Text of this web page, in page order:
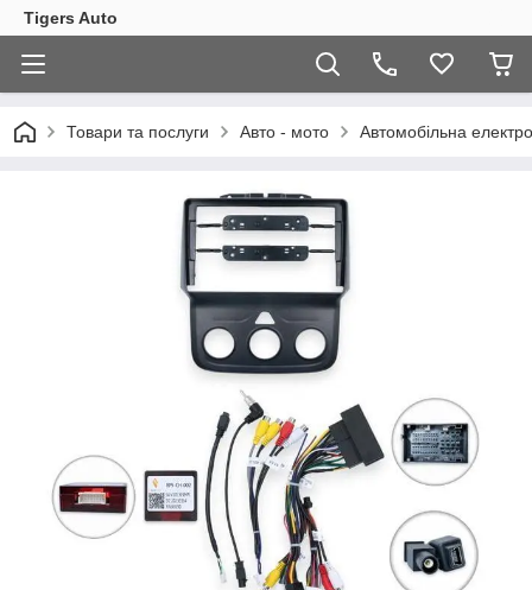
Tigers Auto
Товари та послуги Авто - мото Автомобільна